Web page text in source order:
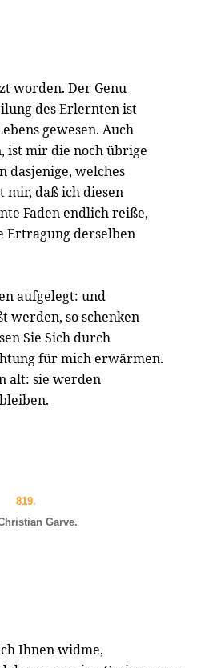
worden. Der Genu
des Erlernten ist
gewesen. Auch
ist mir die noch übrige
dasjenige, welches
mir, daß ich diesen
Faden endlich reiße,
Ertragung derselben
aufgelegt: und
werden, so schenken
Sie Sich durch
für mich erwärmen.
alt: sie werden
819.
Garve.
Ihnen widme,